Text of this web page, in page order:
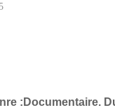
:Documentaire.